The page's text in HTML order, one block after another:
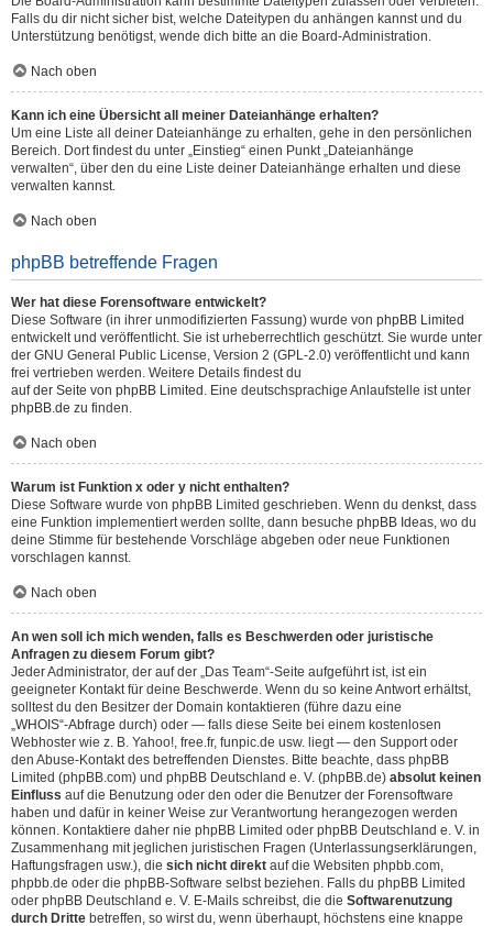
Falls du dir nicht sicher bist, welche Dateitypen du anhängen kannst und du
Unterstützung benötigst, wende dich bitte an die Board-Administration.
Nach oben
Kann ich eine Übersicht all meiner Dateianhänge erhalten?
Um eine Liste all deiner Dateianhänge zu erhalten, gehe in den persönlichen
Bereich. Dort findest du unter „Einstieg“ einen Punkt „Dateianhänge
verwalten“, über den du eine Liste deiner Dateianhänge erhalten und diese
verwalten kannst.
Nach oben
phpBB betreffende Fragen
Wer hat diese Forensoftware entwickelt?
Diese Software (in ihrer unmodifizierten Fassung) wurde von phpBB Limited
entwickelt und veröffentlicht. Sie ist urheberrechtlich geschützt. Sie wurde unter
der GNU General Public License, Version 2 (GPL-2.0) veröffentlicht und kann
frei vertrieben werden. Weitere Details findest du
auf der Seite von phpBB Limited . Eine deutschsprachige Anlaufstelle ist unter
phpBB.de zu finden.
Nach oben
Warum ist Funktion x oder y nicht enthalten?
Diese Software wurde von phpBB Limited geschrieben. Wenn du denkst, dass
eine Funktion implementiert werden sollte, dann besuche phpBB Ideas, wo du
deine Stimme für bestehende Vorschläge abgeben oder neue Funktionen
vorschlagen kannst.
Nach oben
An wen soll ich mich wenden, falls es Beschwerden oder juristische
Anfragen zu diesem Forum gibt?
Jeder Administrator, der auf der „Das Team“-Seite aufgeführt ist, ist ein
geeigneter Kontakt für deine Beschwerde. Wenn du so keine Antwort erhältst,
solltest du den Besitzer der Domain kontaktieren (führe dazu eine
„WHOIS“-Abfrage durch) oder — falls diese Seite bei einem kostenlosen
Webhoster wie z. B. Yahoo!, free.fr, funpic.de usw. liegt — den Support oder
den Abuse-Kontakt des betreffenden Dienstes. Bitte beachte, dass phpBB
Limited (phpBB.com) und phpBB Deutschland e. V. (phpBB.de) absolut keinen
Einfluss auf die Benutzung oder den oder die Benutzer der Forensoftware
haben und dafür in keiner Weise zur Verantwortung herangezogen werden
können. Kontaktiere daher nie phpBB Limited oder phpBB Deutschland e. V. in
Zusammenhang mit jeglichen juristischen Fragen (Unterlassungserklärungen,
Haftungsfragen usw.), die sich nicht direkt auf die Websiten phpbb.com,
phpbb.de oder die phpBB-Software selbst beziehen. Falls du phpBB Limited
oder phpBB Deutschland e. V. E-Mails schreibst, die die Softwarenutzung
durch Dritte betreffen, so wirst du, wenn überhaupt, höchstens eine knappe